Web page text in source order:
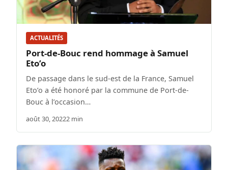
ACTUALITÉS
Port-de-Bouc rend hommage à Samuel
Eto’o
De passage dans le sud-est de la France, Samuel
Eto’o a été honoré par la commune de Port-de-
Bouc à l’occasion…
août 30, 20222 min